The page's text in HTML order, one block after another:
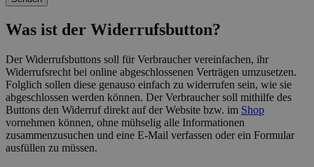
Was ist der Widerrufsbutton?
Der Widerrufsbuttons soll für Verbraucher vereinfachen, ihr
Widerrufsrecht bei online abgeschlossenen Verträgen umzusetzen.
Folglich sollen diese genauso einfach zu widerrufen sein, wie sie
abgeschlossen werden können. Der Verbraucher soll mithilfe des
Buttons den Widerruf direkt auf der Website bzw. im Shop
vornehmen können, ohne mühselig alle Informationen
zusammenzusuchen und eine E-Mail verfassen oder ein Formular
ausfüllen zu müssen.